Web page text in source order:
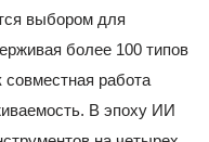
выбором для
более 100 типов
работа
В эпоху ИИ